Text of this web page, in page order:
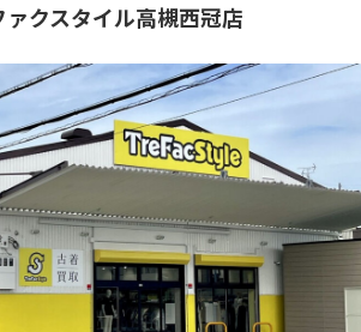
ァクスタイル高槻西冠店